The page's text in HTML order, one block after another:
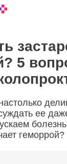
5
ее
геморрой?